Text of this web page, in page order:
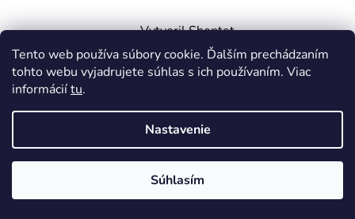
Tento web používa súbory cookie. Ďalším prechádzaním
tohto webu vyjadrujete súhlas s ich používaním. Viac
informáciítu.
Nastavenie
Súhlasím
Z
á
Vytvoril Shoptet
Copyright 2026DobrePitie.sk. Všetky práva vyhradené.
Upraviť nastavenie cookies